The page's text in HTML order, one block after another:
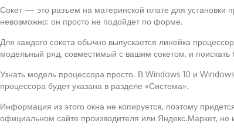
Сокет — это разъем на материнской плате для установки
невозможно: он просто не подойдет по форме.
Для каждого сокета обычно выпускается линейка
модельный ряд, совместимый с вашим сокетом, и
Узнать модель процессора просто. В Windows 10 и
процессора будет указана в разделе «Система».
Информация из этого окна не копируется, поэтому
официальном сайте производителя или Яндекс.Маркет,